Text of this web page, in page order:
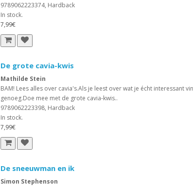
9789062223374, Hardback
In stock.
7,99€
De grote cavia-kwis
Mathilde Stein
BAM! Lees alles over cavia's.Als je leest over wat je écht
genoeg.Doe mee met de grote cavia-kwis..
9789062223398, Hardback
In stock.
7,99€
De sneeuwman en ik
Simon Stephenson